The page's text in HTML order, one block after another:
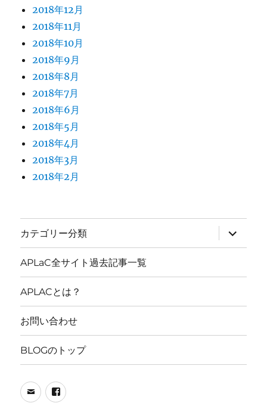
2018年12月
2018年11月
2018年10月
2018年9月
2018年8月
2018年7月
2018年6月
2018年5月
2018年4月
2018年3月
2018年2月
カテゴリー分類
サ
ブ
メ
ー
開
APLaC全サイト過去記事一覧
APLACとは？
お問い合わせ
BLOGのトップ
メ
FB